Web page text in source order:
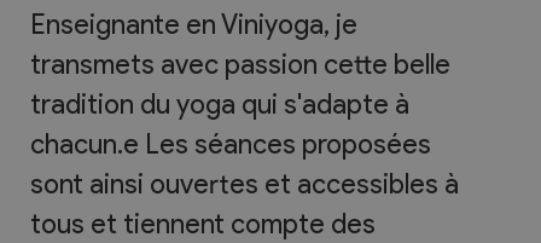
Enseignante en Viniyoga, je
transmets avec passion cette belle
tradition du yoga qui s'adapte à
chacun.e Les séances proposées
sont ainsi ouvertes et accessibles à
tous et tiennent compte des